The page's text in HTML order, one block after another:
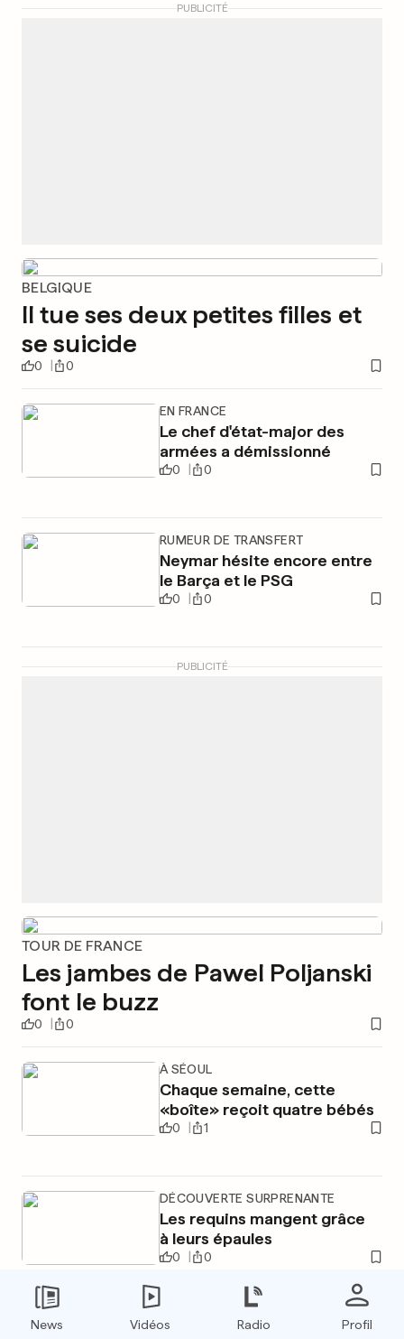
PUBLICITÉ
BELGIQUE
Il tue ses deux petites filles et
se suicide
0 0
EN FRANCE
Le chef d'état-major des
armées a démissionné
0 0
RUMEUR DE TRANSFERT
Neymar hésite encore entre
le Barça et le PSG
0 0
PUBLICITÉ
TOUR DE FRANCE
Les jambes de Pawel Poljanski
font le buzz
0 0
À SÉOUL
Chaque semaine, cette
«boîte» reçoit quatre bébés
0 1
DÉCOUVERTE SURPRENANTE
Les requins mangent grâce
à leurs épaules
0 0
News Vidéos Radio Profil